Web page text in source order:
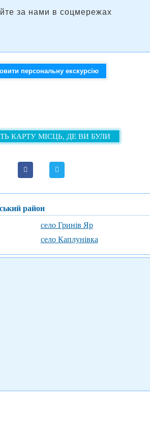
за нами в соцмережах
персональну екскурсію
КАРТУ МІСЦЬ, ДЕ ВИ БУЛИ
район
село Гринів Яр
село Каплунівка